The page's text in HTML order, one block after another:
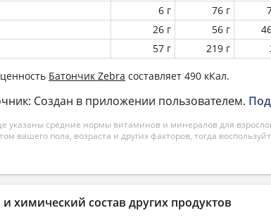
6 г 76 г
26 г 56 г
57 г 219 г
Батончик Zebra составляет 490 кКал.
Создан в приложении пользователем.
указаны средние нормы витаминов и минералов для
вашего пола, возраста и других факторов, тогда
химический состав других продуктов